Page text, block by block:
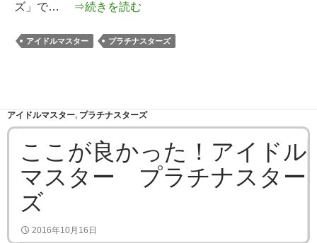
ズ」で…
⇒続きを読む
アイドルマスター プラチナスターズ
アイドルマスター, プラチナスターズ
ここが良かった！アイドル
マスター プラチナスター
ズ
2016年10月16日